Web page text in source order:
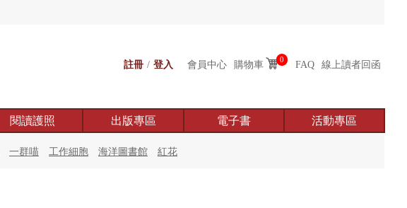
註冊 / 登入 會員中心 購物車 0 FAQ 線上讀者回函
閱讀護照 出版專區 電子書 活動專區
一群喵 工作細胞 海洋圖書館 紅花